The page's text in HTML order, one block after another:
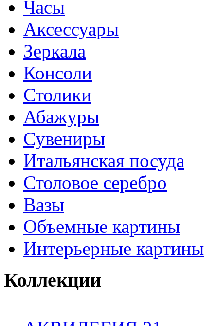
Часы
Аксессуары
Зеркала
Консоли
Столики
Абажуры
Сувениры
Итальянская посуда
Столовое серебро
Вазы
Объемные картины
Интерьерные картины
Коллекции